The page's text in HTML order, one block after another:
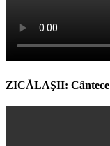
ZICĂLAŞII: